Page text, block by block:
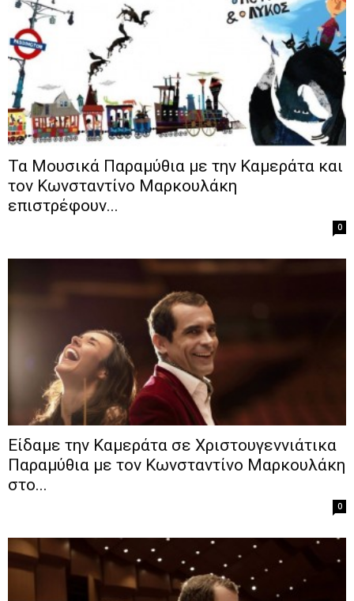
Τα Μουσικά Παραμύθια με την Καμεράτα και
τον Κωνσταντίνο Μαρκουλάκη
επιστρέφουν...
0
Είδαμε την Καμεράτα σε Χριστουγεννιάτικα
Παραμύθια με τον Κωνσταντίνο Μαρκουλάκη
στο...
0